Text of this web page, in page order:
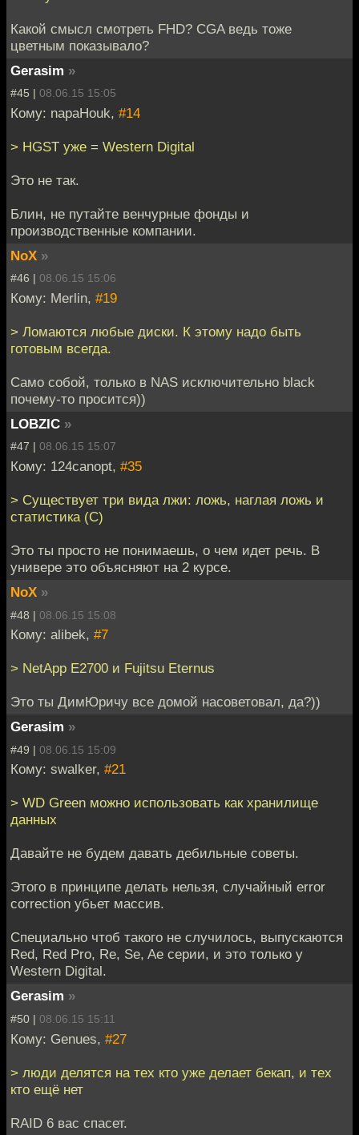
Какой смысл смотреть FHD? CGA ведь тоже
цветным показывало?
Gerasim »
#45 | 08.06.15 15:05
Кому: napaHouk, #14
> HGST уже = Western Digital
Это не так.
Блин, не путайте венчурные фонды и
производственные компании.
NoX »
#46 | 08.06.15 15:06
Кому: Merlin, #19
> Ломаются любые диски. К этому надо быть
готовым всегда.
Само собой, только в NAS исключительно black
почему-то просится))
LOBZIC »
#47 | 08.06.15 15:07
Кому: 124canopt, #35
> Существует три вида лжи: ложь, наглая ложь и
статистика (С)
Это ты просто не понимаешь, о чем идет речь. В
универе это объясняют на 2 курсе.
NoX »
#48 | 08.06.15 15:08
Кому: alibek, #7
> NetApp E2700 и Fujitsu Eternus
Это ты ДимЮричу все домой насоветовал, да?))
Gerasim »
#49 | 08.06.15 15:09
Кому: swalker, #21
> WD Green можно использовать как хранилище
данных
Давайте не будем давать дебильные советы.
Этого в принципе делать нельзя, случайный error
correction убьет массив.
Специально чтоб такого не случилось, выпускаются
Red, Red Pro, Re, Se, Ae серии, и это только у
Western Digital.
Gerasim »
#50 | 08.06.15 15:11
Кому: Genues, #27
> люди делятся на тех кто уже делает бекап, и тех
кто ещё нет
RAID 6 вас спасет.